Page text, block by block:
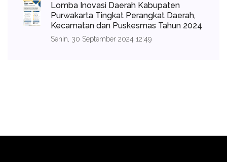
Lomba Inovasi Daerah Kabupaten
Purwakarta Tingkat Perangkat Daerah,
Kecamatan dan Puskesmas Tahun 2024
Senin, 30 September 2024 12:49